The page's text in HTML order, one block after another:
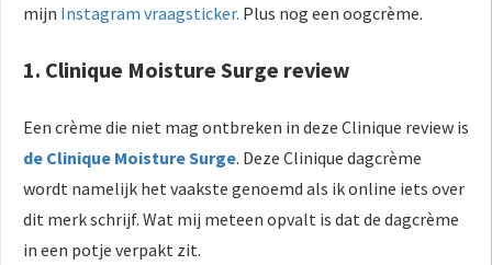
mijn Instagram vraagsticker. Plus nog een oogcrème.
1. Clinique Moisture Surge review
Een crème die niet mag ontbreken in deze Clinique review is
de Clinique Moisture Surge. Deze Clinique dagcrème
wordt namelijk het vaakste genoemd als ik online iets over
dit merk schrijf. Wat mij meteen opvalt is dat de dagcrème
in een potje verpakt zit.